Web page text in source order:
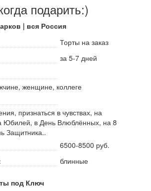
подарить:)
| вся Россия
Торты на заказ
за 5-7 дней
женщине, коллеге
признаться в чувствах, на
Юбилей, в День Влюблённых, на 8
Защитника..
6500-8500 руб.
блинные
под Ключ